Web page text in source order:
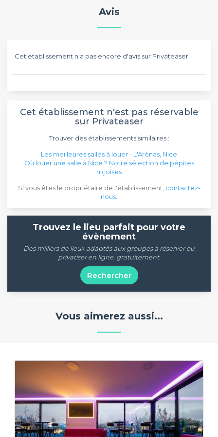
Avis
Cet établissement n'a pas encore d'avis sur Privateaser.
Cet établissement n'est pas réservable
sur Privateaser
Trouver des établissements similaires :
Les meilleures salles à louer - L'Arénas, Nice
Où louer une salle à Nice ? Notre sélection de pépites
niçoises
Si vous êtes le propriétaire de l'établissement, contactez-
nous
Trouvez le lieu parfait pour votre
évènement
Des milliers de lieux adaptés aux groupes à réserver ou
privatiser en ligne, gratuitement.
Rechercher
Vous aimerez aussi...